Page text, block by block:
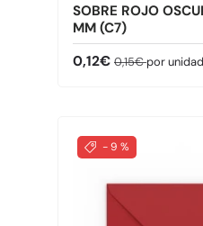
SOBRE ROJO
MM (C7)
Precio de venta
0,12€ Precio normal
0,15€por unidad
- 9 %